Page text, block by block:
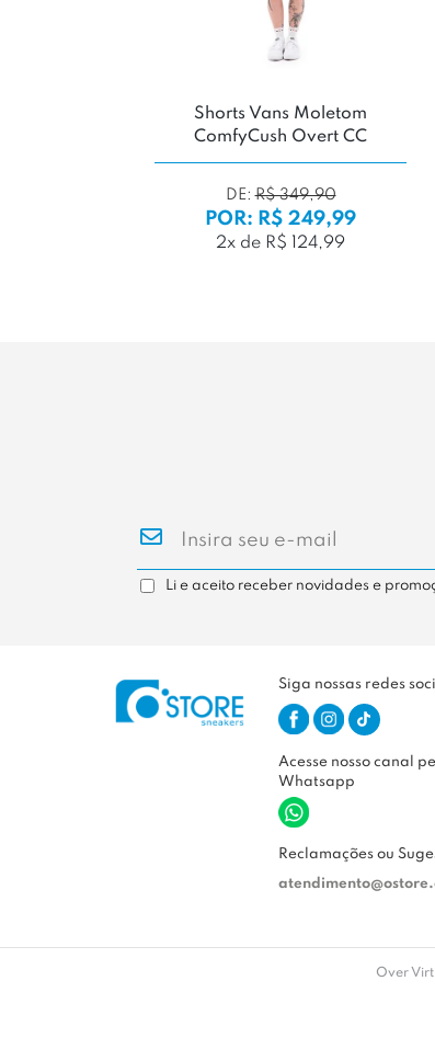
Shorts Vans Moletom
ComfyCush Overt CC
DE:R$ 349,90
POR: R$ 249,99
2x de R$ 124,99
Li e aceito receber novidades e
Siga nossas redes
Acesse nosso canal
Whatsapp
Reclamações ou
Over